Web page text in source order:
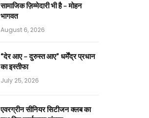
सामाजिक ज़िम्मेदारी भी है – मोहन
भागवत
August 6, 2026
“देर आए – दुरुस्त आए” धर्मेंद्र प्रधान
का इस्तीफा
July 25, 2026
एवरग्रीन सीनियर सिटीजन क्लब का